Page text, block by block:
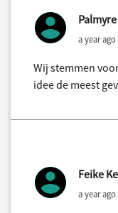
a year ago
Wij stemmen
idee de meest
Feike
a year ago